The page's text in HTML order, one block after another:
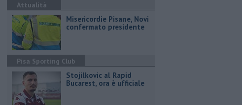
Attualità
Misericordie Pisane, Novi
confermato presidente
Pisa Sporting Club
Stojilkovic al Rapid
Bucarest, ora è ufficiale